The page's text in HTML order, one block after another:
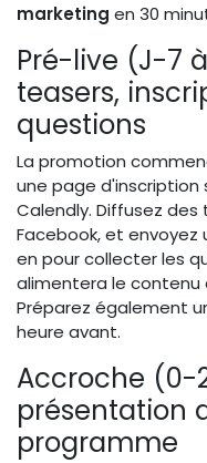
marketing en 30
Pré-live (J-7
teasers,
questions
La promotion
une page d'inscription
Calendly. Diffusez des
Facebook, et
en pour collecter les
alimentera le contenu
Préparez également
heure avant.
Accroche (0-
présentation
programme